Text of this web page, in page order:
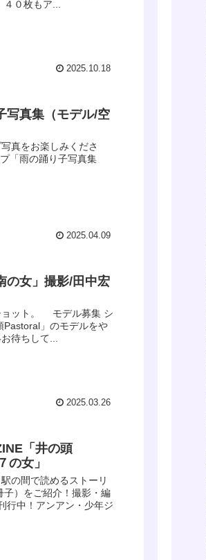
０枚もア...
2025.10.18
写真集（モデル/空
真をお楽しみくださ
「雨の踊り子写真集
2025.04.09
の女」撮影/田中宏
ョット。 モデル募集 シ
Pastoral」のモデルをや
待ちして...
2025.03.26
「井の頭
女」
の間で読めるストーリ
子）をご紹介！撮影・編
行中！アンアン・少年ジ